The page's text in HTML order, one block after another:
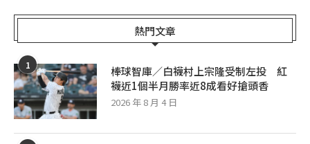
熱門文章
1
棒球智庫／白襪村上宗隆受制左投 紅
襪近1個半月勝率近8成看好搶頭香
2026 年 8 月 4 日